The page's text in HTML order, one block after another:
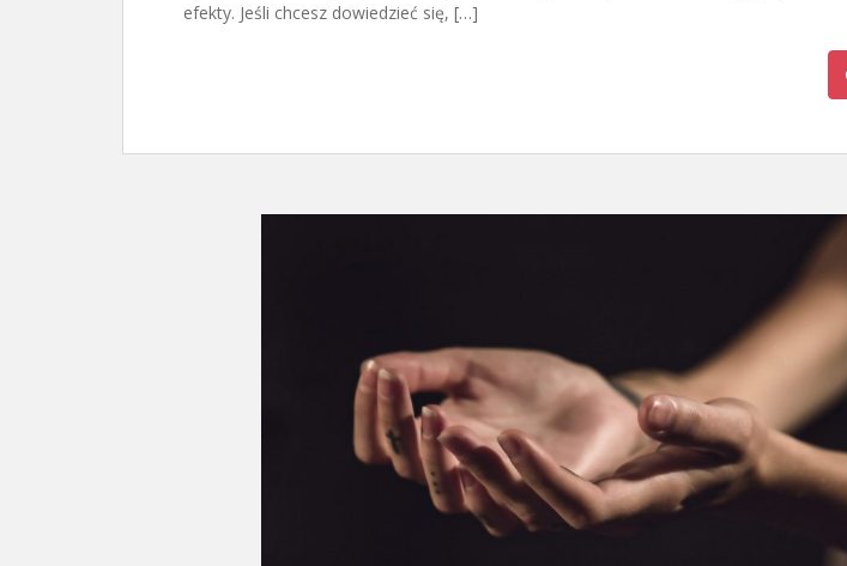
efekty. Jeśli chcesz dowiedzieć się, […]